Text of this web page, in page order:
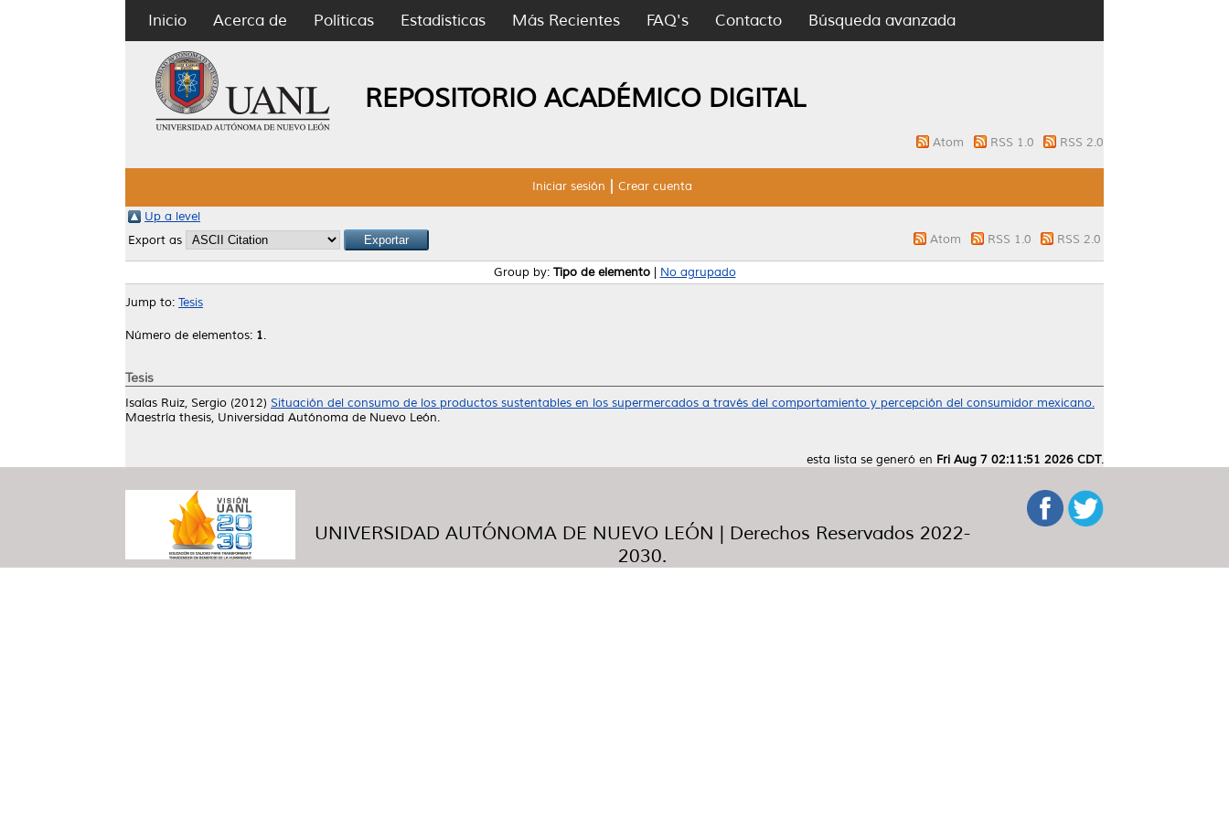
Inicio Acerca de Políticas Estadísticas Más Recientes FAQ's Contacto Búsqueda avanzada
REPOSITORIO ACADÉMICO DIGITAL
Atom RSS 1.0 RSS 2.0
Iniciar sesión Crear cuenta
Up a level
Export as
Atom RSS 1.0 RSS 2.0
Group by: Tipo de elemento| No agrupado
Jump to: Tesis
Número de elementos: 1.
Tesis
Isaías Ruiz, Sergio (2012) Situación del consumo de los productos sustentables en los supermercados a través del comportamiento y percepción del consumidor mexicano.
Maestría thesis, Universidad Autónoma de Nuevo León.
esta lista se generó en Fri Aug 7 02:11:51 2026 CDT.
UNIVERSIDAD AUTÓNOMA DE NUEVO LEÓN | Derechos Reservados 2022-
2030.